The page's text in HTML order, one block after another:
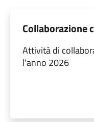
Collaborazione
Attività di
l'anno 2026